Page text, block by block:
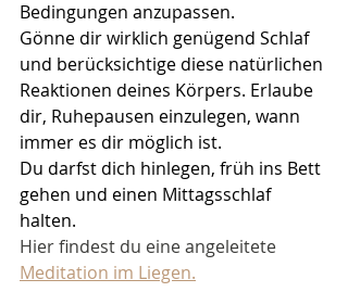
Bedingungen anzupassen.
Gönne dir wirklich genügend Schlaf
und berücksichtige diese natürlichen
Reaktionen deines Körpers. Erlaube
dir, Ruhepausen einzulegen, wann
immer es dir möglich ist.
Du darfst dich hinlegen, früh ins Bett
gehen und einen Mittagsschlaf
halten.
Hier findest du eine angeleitete
Meditation im Liegen.